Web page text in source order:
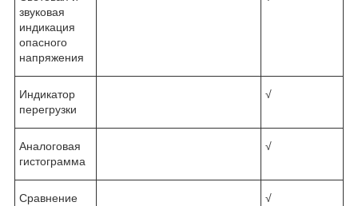
звуковая
индикация
опасного
напряжения
Индикатор
перегрузки
√
Аналоговая
гистограмма
√
Сравнение
√